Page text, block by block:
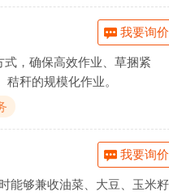
，确保高效作业、草捆紧
秆的规模化作业。
我要询价
能够兼收油菜、大豆、玉米籽
我要询价